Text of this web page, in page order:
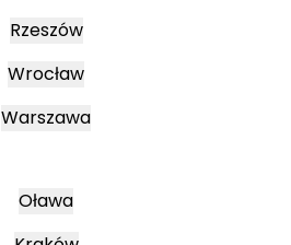
Rzeszów
Wrocław
Warszawa
Oława